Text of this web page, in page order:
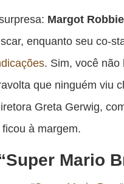
Margot Robbie
enquanto seu co-
. Sim, você não
que ninguém viu
Greta Gerwig,
ficou à margem.
Mario